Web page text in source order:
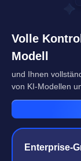
Volle
Modell
und Ihnen
von KI-Modellen
Enterprise-